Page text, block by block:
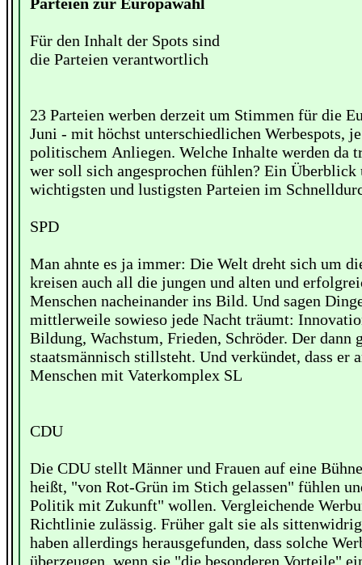
Für den Inhalt der Spots sind
die Parteien verantwortlich
23 Parteien werben derzeit um Stimmen für die
Juni - mit höchst unterschiedlichen Werbespots,
politischem Anliegen. Welche Inhalte werden da
wer soll sich angesprochen fühlen? Ein Überblick
wichtigsten und lustigsten Parteien im
SPD
Man ahnte es ja immer: Die Welt dreht sich um
kreisen auch all die jungen und alten und
Menschen nacheinander ins Bild. Und sagen
mittlerweile sowieso jede Nacht träumt:
Bildung, Wachstum, Frieden, Schröder. Der dann
staatsmännisch stillsteht. Und verkündet, dass er
Menschen mit Vaterkomplex SL
CDU
Die CDU stellt Männer und Frauen auf eine
heißt, "von Rot-Grün im Stich gelassen" fühlen
Politik mit Zukunft" wollen. Vergleichende
Richtlinie zulässig. Früher galt sie als
haben allerdings herausgefunden, dass solche
überzeugen, wenn sie "die besonderen Vorteile"